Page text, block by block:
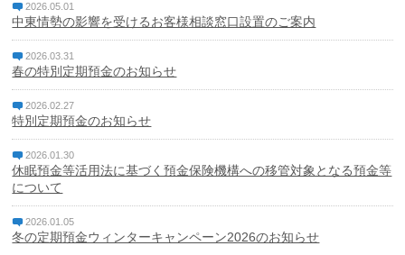
金融商品に係る勧誘方針
特定個人情報基本方針
マネー・ローンダリング、テロ資金供与及び拡散金融対策
に係る基本方針
2026.05.01
中東情勢の影響を受けるお客様相談窓口設置のご案内
2026.03.31
春の特別定期預金のお知らせ
2026.02.27
特別定期預金のお知らせ
2026.01.30
休眠預金等活用法に基づく預金保険機構への移管対象となる預金等
について
2026.01.05
冬の定期預金ウィンターキャンペーン2026のお知らせ